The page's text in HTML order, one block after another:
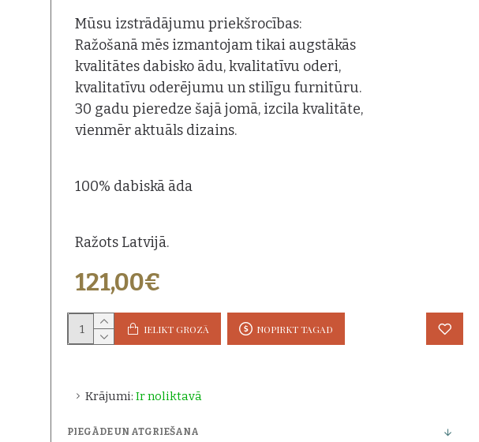
Mūsu izstrādājumu priekšrocības:
Ražošanā mēs izmantojam tikai augstākās
kvalitātes dabisko ādu, kvalitatīvu oderi,
kvalitatīvu oderējumu un stilīgu furnitūru.
30 gadu pieredze šajā jomā, izcila kvalitāte,
vienmēr aktuāls dizains.
100% dabiskā āda
Ražots Latvijā.
Krājumi: Ir noliktavā
121,00€
IELIKT GROZĀ NOPIRKT TAGAD
PIEGĀDE UN ATGRIEŠANA